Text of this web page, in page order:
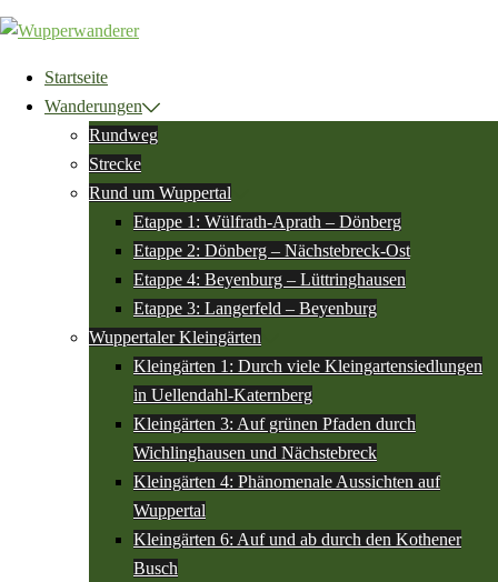
Zum
Inhalt
springenStartseite
Wanderungen
Rundweg
Strecke
Rund um Wuppertal
Etappe 1: Wülfrath-Aprath – Dönberg
Etappe 2: Dönberg – Nächstebreck-Ost
Etappe 4: Beyenburg – Lüttringhausen
Etappe 3: Langerfeld – Beyenburg
Wuppertaler Kleingärten
Kleingärten 1: Durch viele Kleingartensiedlungen
in Uellendahl-Katernberg
Kleingärten 3: Auf grünen Pfaden durch
Wichlinghausen und Nächstebreck
Kleingärten 4: Phänomenale Aussichten auf
Wuppertal
Kleingärten 6: Auf und ab durch den Kothener
Busch